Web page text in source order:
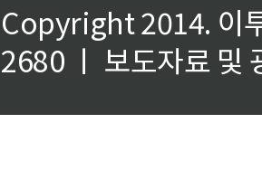
Copyright 2014. 이
2680 ㅣ 보도자료